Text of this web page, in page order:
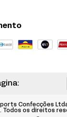
Confecções
Todos os direitos